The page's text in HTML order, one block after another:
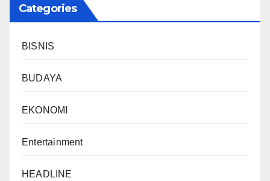
Categories
BISNIS
BUDAYA
EKONOMI
Entertainment
HEADLINE